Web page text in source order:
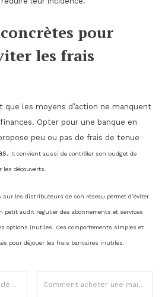
pour
les frais
que les moyens d’action ne manquent
Opter pour une banque en
peu ou pas de frais de tenue
Il convient aussi de contrôler son budget de
les découverts.
sur les distributeurs de son réseau permet d’éviter
petit audit régulier des abonnements et services
options inutiles. Ces comportements simples et
pour déjouer les frais bancaires inutiles.
Comment acheter une maison pour moins de 50000 euros ?